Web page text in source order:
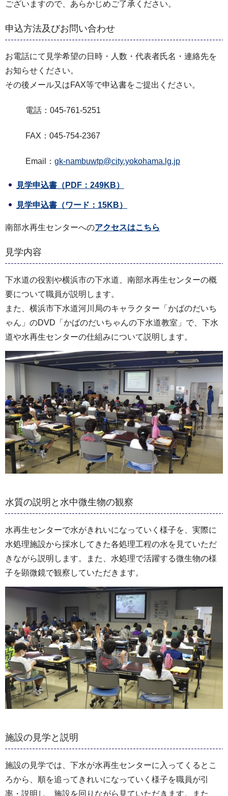
ございますので、あらかじめご了承ください。
申込方法及びお問い合わせ
お電話にて見学希望の日時・人数・代表者氏名・連絡先を
お知らせください。
その後メール又はFAX等で申込書をご提出ください。
電話：045-761-5251
FAX：045-754-2367
Email： gk-nambuwtp@city.yokohama.lg.jp
見学申込書 （PDF：249KB）
見学申込書 （ワード：15KB）
南部水再生センターへのアクセスはこちら
見学内容
下水道の役割や横浜市の下水道、南部水再生センターの概
要について職員が説明します。
また、横浜市下水道河川局のキャラクター「かばのだいち
ゃん」のDVD「かばのだいちゃんの下水道教室」で、下水
道や水再生センターの仕組みについて説明します。
水質の説明と水中微生物の観察
水再生センターで水がきれいになっていく様子を、実際に
水処理施設から採水してきた各処理工程の水を見ていただ
きながら説明します。また、水処理で活躍する微生物の様
子を顕微鏡で観察していただきます。
施設の見学と説明
施設の見学では、下水が水再生センターに入ってくるとこ
ろから、順を追ってきれいになっていく様子を職員が引
率・説明し、施設を回りながら見ていただきます。また、